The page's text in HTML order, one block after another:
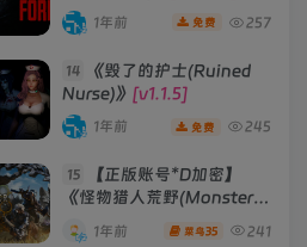
版|联机版
1年前 免费 257
14
《毁了的护士(Ruined
Nurse)》 [v1.1.5]
1年前 免费 245
15
【正版账号*D加密】
《怪物猎人荒野(Monster
1年前 菜鸟35 241